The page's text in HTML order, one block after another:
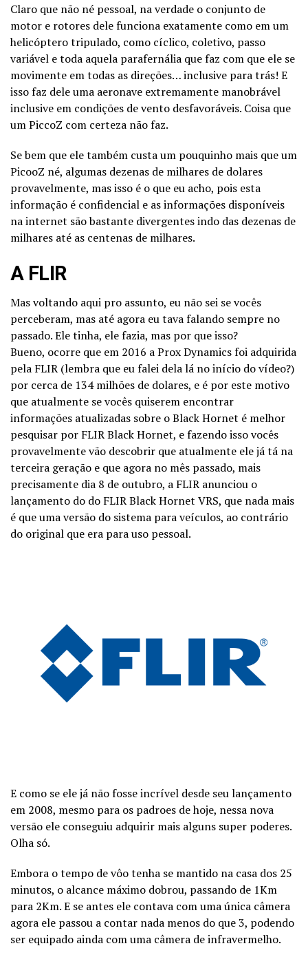
Claro que não né pessoal, na verdade o conjunto de
motor e rotores dele funciona exatamente como em um
helicóptero tripulado, como cíclico, coletivo, passo
variável e toda aquela parafernália que faz com que ele se
movimente em todas as direções… inclusive para trás! E
isso faz dele uma aeronave extremamente manobrável
inclusive em condições de vento desfavoráveis. Coisa que
um PiccoZ com certeza não faz.
Se bem que ele também custa um pouquinho mais que um
PicooZ né, algumas dezenas de milhares de dolares
provavelmente, mas isso é o que eu acho, pois esta
informação é confidencial e as informações disponíveis
na internet são bastante divergentes indo das dezenas de
milhares até as centenas de milhares.
A FLIR
Mas voltando aqui pro assunto, eu não sei se vocês
perceberam, mas até agora eu tava falando sempre no
passado. Ele tinha, ele fazia, mas por que isso?
Bueno, ocorre que em 2016 a Prox Dynamics foi adquirida
pela FLIR (lembra que eu falei dela lá no início do vídeo?)
por cerca de 134 milhões de dolares, e é por este motivo
que atualmente se vocês quiserem encontrar
informações atualizadas sobre o Black Hornet é melhor
pesquisar por FLIR Black Hornet, e fazendo isso vocês
provavelmente vão descobrir que atualmente ele já tá na
terceira geração e que agora no mês passado, mais
precisamente dia 8 de outubro, a FLIR anunciou o
lançamento do do FLIR Black Hornet VRS, que nada mais
é que uma versão do sistema para veículos, ao contrário
do original que era para uso pessoal.
E como se ele já não fosse incrível desde seu lançamento
em 2008, mesmo para os padroes de hoje, nessa nova
versão ele conseguiu adquirir mais alguns super poderes.
Olha só.
Embora o tempo de vôo tenha se mantido na casa dos 25
minutos, o alcance máximo dobrou, passando de 1Km
para 2Km. E se antes ele contava com uma única câmera
agora ele passou a contar nada menos do que 3, podendo
ser equipado ainda com uma câmera de infravermelho.